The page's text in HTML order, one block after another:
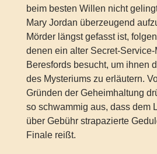
beim besten Willen nicht
Mary Jordan überzeugend
Mörder längst gefasst ist,
denen ein alter Secret-
Beresfords besucht, um ihnen
des Mysteriums zu erläutern.
Gründen der Geheimhaltung
so schwammig aus, dass dem
über Gebühr strapazierte
Finale reißt.